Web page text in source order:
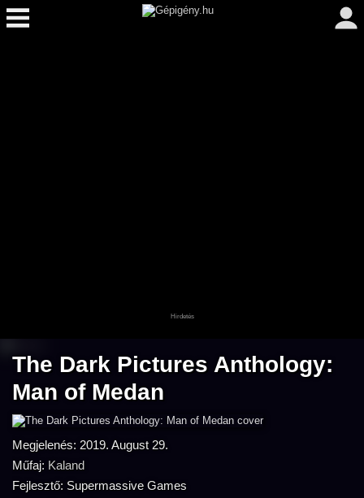
The Dark Pictures Anthology:
Man of Medan
Megjelenés: 2019. August 29.
Műfaj: Kaland
Fejlesztő: Supermassive Games